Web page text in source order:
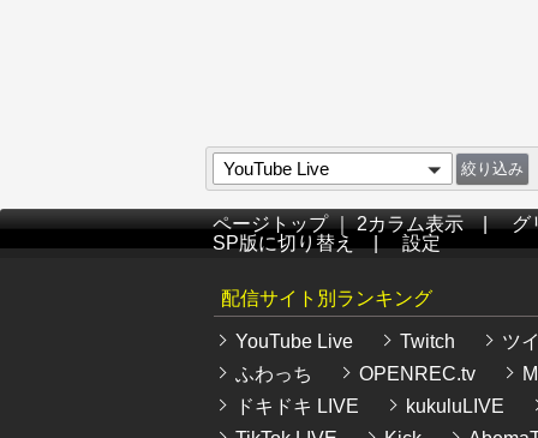
YouTube Live
ページトップ｜2カラム表示|グ
SP版に切り替え
設定
配信サイト別ランキング
YouTube Live Twitch
ツ
ふわっち
OPENREC.tv
ドキドキ LIVE
kukuluLIVE